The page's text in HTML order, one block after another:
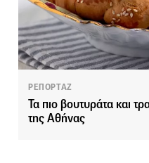
ΡΕΠΟΡΤΑΖ
Τα πιο βουτυράτα και
της Αθήνας